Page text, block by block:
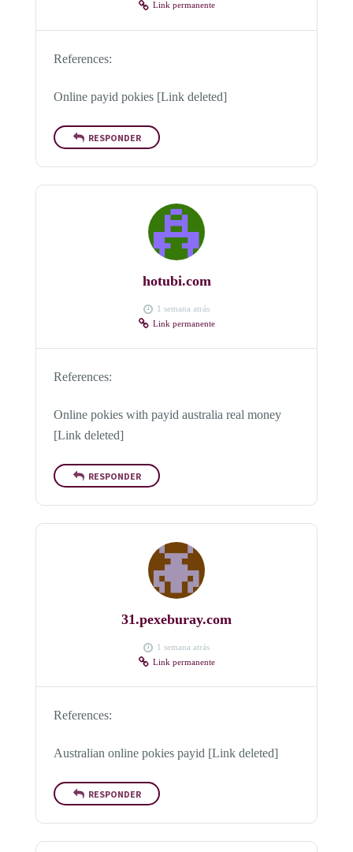
Link permanente
References:
Online payid pokies [Link deleted]
RESPONDER
hotubi.com
1 semana atrás
Link permanente
References:
Online pokies with payid australia real money
[Link deleted]
RESPONDER
31.pexeburay.com
1 semana atrás
Link permanente
References:
Australian online pokies payid [Link deleted]
RESPONDER